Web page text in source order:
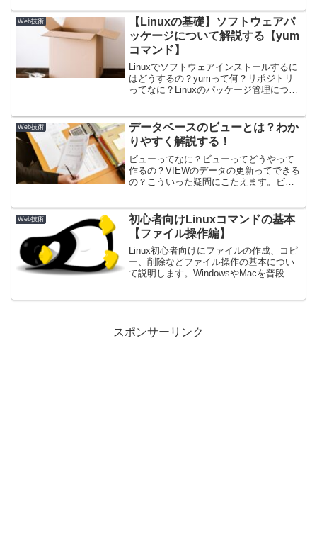
に慣れておく必要があります。ここでは
VimというLinuxのテキストエディタの使
い方を解説します。
Web技術
【Linuxの基礎】ソフトウェアパ
ッケージについて解説する【yum
コマンド】
Linuxでソフトウェアインストールするに
はどうするの？yumって何？リポジトリ
ってなに？Linuxのパッケージ管理につい
をインストールできるようになりましょ
う。
Web技術
データベースのビューとは？わか
りやすく解説する！
ビューってなに？ビューってどうやって
作るの？VIEWのデータの更新ってできる
の？こういった疑問にこたえます。ビュ
記事を読めばビューを使うことのメリッ
トや操作方法がわかります。
Web技術
初心者向けLinuxコマンドの基本
【ファイル操作編】
Linux初心者向けにファイルの作成、コピ
ー、削除などファイル操作の基本につい
て説明します。WindowsやMacを普段使
かし、ファイル操作のコマンドを覚えて
しまうとマウス操作の方が不便に思えて
スポンサーリンク